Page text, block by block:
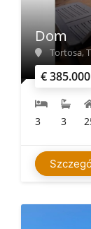
€ 385.000
Dom
Tortosa,
3 3